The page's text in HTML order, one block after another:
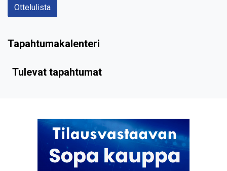
Ottelulista
Tapahtumakalenteri
Tulevat tapahtumat